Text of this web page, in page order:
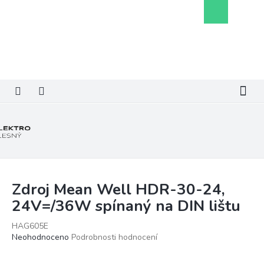
košík
Zdroj Mean Well HDR-30-24,
24V=/36W spínaný na DIN lištu
HAG605E
Průměrné
Neohodnoceno Podrobnosti hodnocení